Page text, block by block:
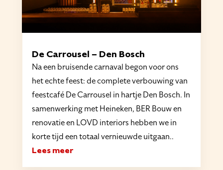
De Carrousel – Den Bosch
Na een bruisende carnaval begon voor ons
het echte feest: de complete verbouwing van
feestcafé De Carrousel in hartje Den Bosch. In
samenwerking met Heineken, BER Bouw en
renovatie en LOVD interiors hebben we in
korte tijd een totaal vernieuwde uitgaan..
Lees meer